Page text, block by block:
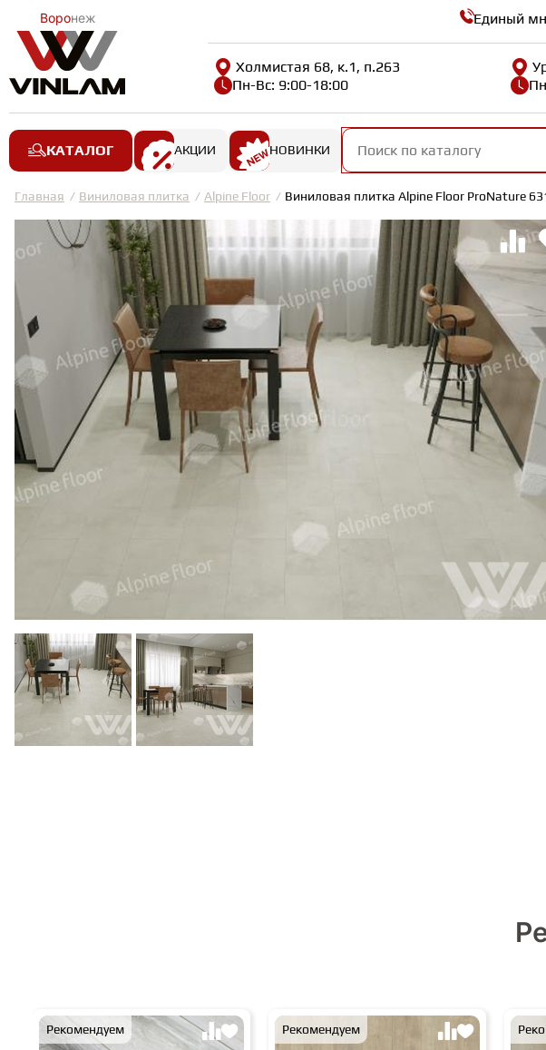
Воронеж Единый
Холмистая 68, к.1, п.263
Пн-Вс: 9:00-18:00
КАТАЛОГ АКЦИИ НОВИНКИ
Главная Виниловая плитка Alpine Floor Виниловая плитка Alpine Floor ProNature
Рекомендуем Рекомендуем